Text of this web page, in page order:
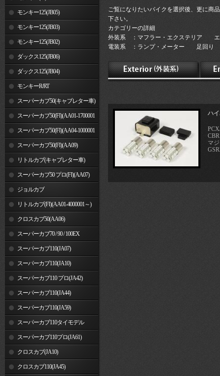
モンキー125(JB05)
モンキー125(JB03)
モンキー125(JB02)
ダックス125(JB06)
ダックス125(JB04)
モンキーR/RT
スーパーカブ50(キャブレター車)
スーパーカブ50(FI)(AA01-1700001
～) スーパーカブ50(FI)(AA04-1000001
～) スーパーカブ50(FI)(AA09)
リトルカブ(キャブレター車)
スーパーカブ50 プロ(FI)(AA07)
ジョルカブ
リトルカブ(FI)(AA01-4000001～)
クロスカブ50(AA06)
スーパーカブ70 / 90 / 100EX
スーパーカブ110(JA07)
スーパーカブ110(JA10)
スーパーカブ110 プロ(JA42)
スーパーカブ110(JA44)
スーパーカブ110(JA59)
スーパーカブ110タイモデル
(MLHJA56)
スーパーカブ110プロ(JA61)
クロスカブ(JA10)
クロスカブ110(JA45)
ご覧になりたいバイクを選択後、更に商
下さい。
カテゴリーの詳細
外装系 ：マフラー・エクステリア エ
電装系 ：ランプ・メーター 足回り
ハ
マ